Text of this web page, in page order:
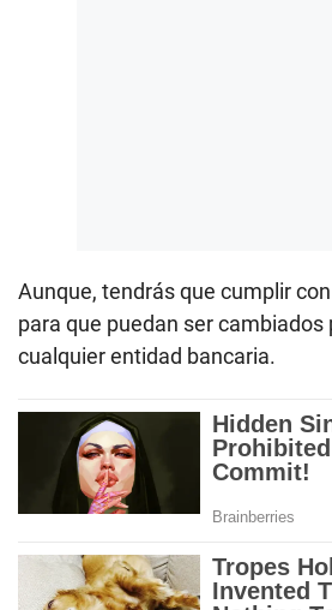
Aunque, tendrás que cumplir
para que puedan ser cambiados
cualquier entidad bancaria.